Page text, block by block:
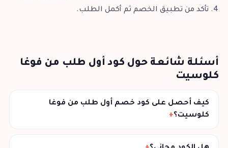
تأكد من تطبيق الخصم ثم أكمل الطلب.
أسئلة شائعة حول كود أول طلب من فوغا
كلوسيت
كيف أحصل على كود خصم أول طلب من فوغا
كلوسيت؟